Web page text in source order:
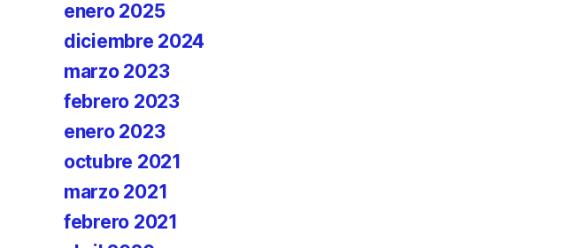
enero 2025
diciembre 2024
marzo 2023
febrero 2023
enero 2023
octubre 2021
marzo 2021
febrero 2021